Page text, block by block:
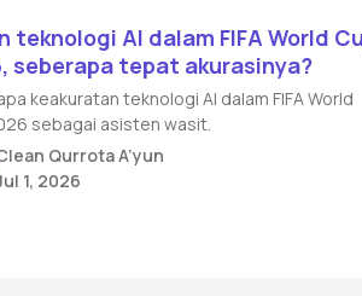
teknologi AI dalam FIFA World
seberapa tepat akurasinya?
keakuratan teknologi AI dalam FIFA World
sebagai asisten wasit.
Qurrota A’yun
1, 2026